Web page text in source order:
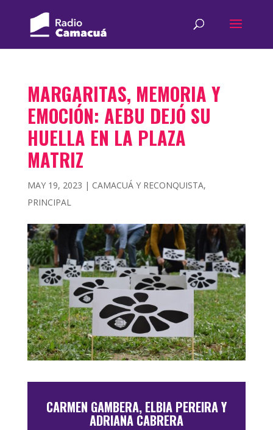
MARGARITAS, MEMORIA Y
EMOCIÓN: AEBU DEJÓ SU
HUELLA EN LA PLAZA
MATRIZ
MAY 19, 2023 | CAMACUÁ Y RECONQUISTA,
PRINCIPAL
CARMEN GAMBERA, ELBIA PEREIRA Y
ADRIANA CABRERA